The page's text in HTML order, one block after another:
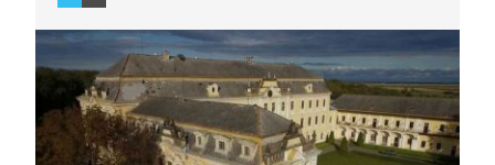
opraven a zpřístupněn veřejnosti.